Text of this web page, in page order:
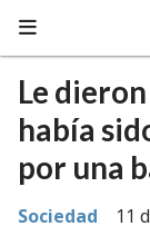
Le
había
por una
Sociedad 11